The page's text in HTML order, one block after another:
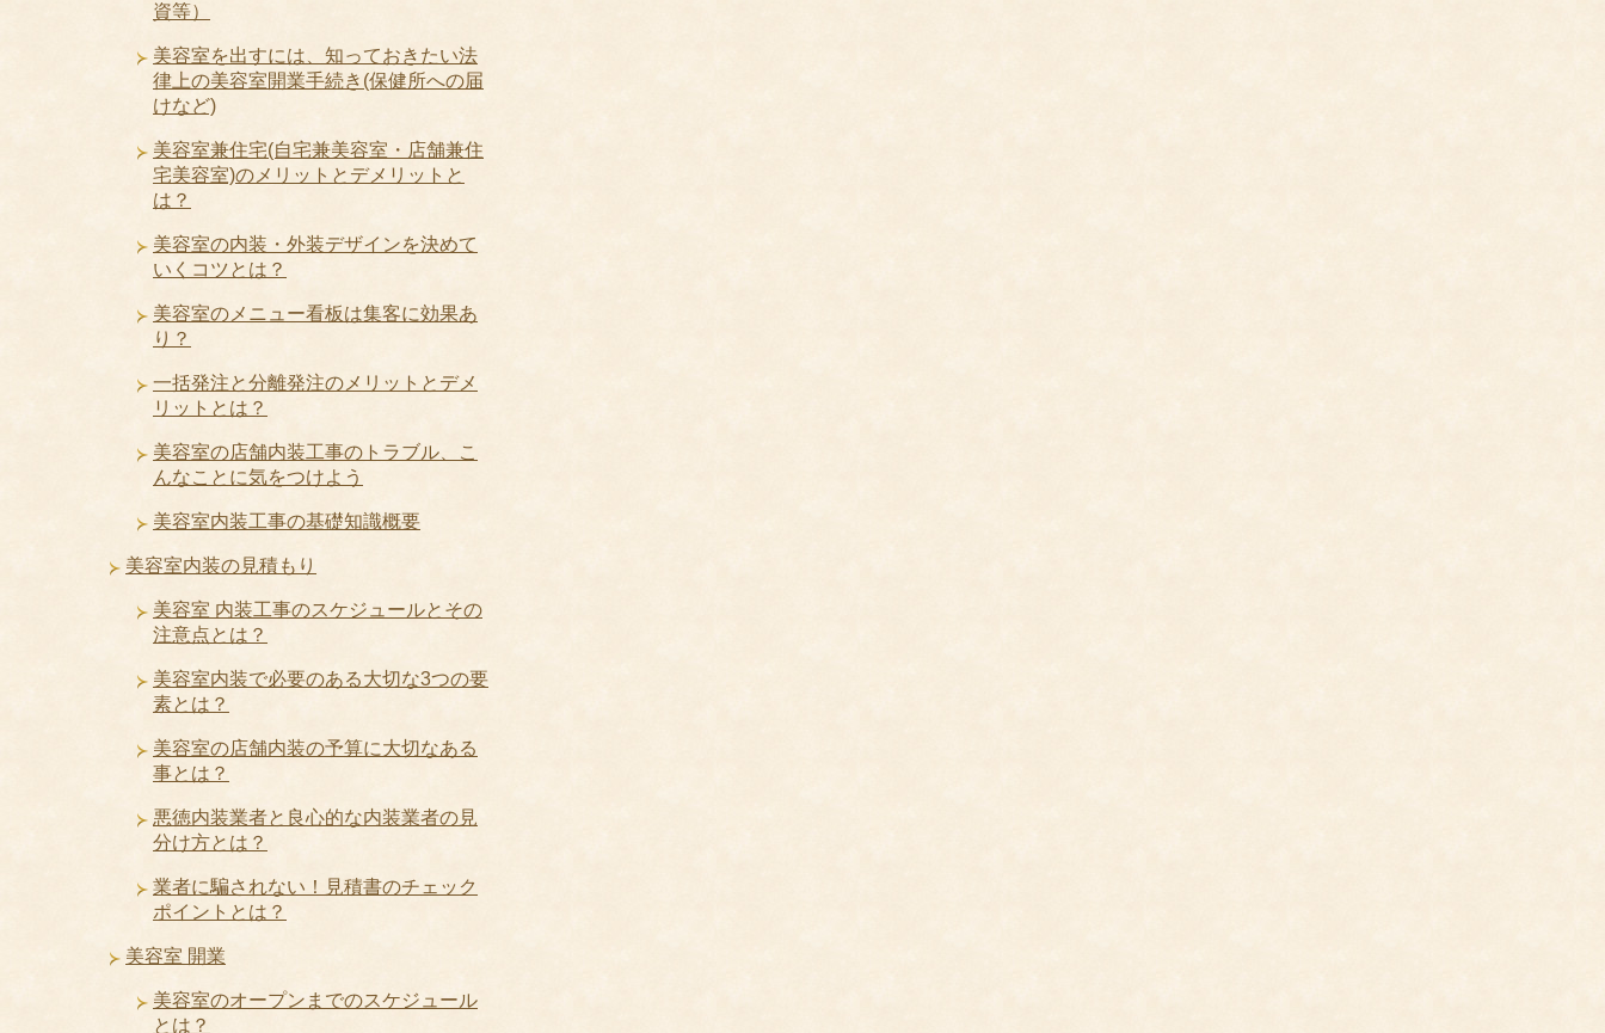
資等）
美容室を出すには、知っておきたい法
律上の美容室開業手続き(保健所への届
けなど)
美容室兼住宅(自宅兼美容室・店舗兼住
宅美容室)のメリットとデメリットと
は？
美容室の内装・外装デザインを決めて
いくコツとは？
美容室のメニュー看板は集客に効果あ
り？
一括発注と分離発注のメリットとデメ
リットとは？
美容室の店舗内装工事のトラブル、こ
んなことに気をつけよう
美容室内装工事の基礎知識概要
美容室内装の見積もり
美容室 内装工事のスケジュールとその
注意点とは？
美容室内装で必要のある大切な3つの要
素とは？
美容室の店舗内装の予算に大切なある
事とは？
悪徳内装業者と良心的な内装業者の見
分け方とは？
業者に騙されない！見積書のチェック
ポイントとは？
美容室 開業
美容室のオープンまでのスケジュール
とは？